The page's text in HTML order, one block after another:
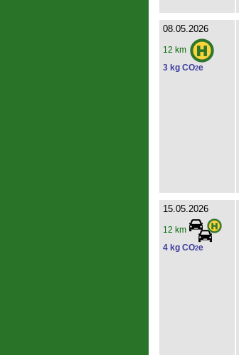
08.05.2026
12 km
3 kg CO2e
15.05.2026
12 km
4 kg CO2e